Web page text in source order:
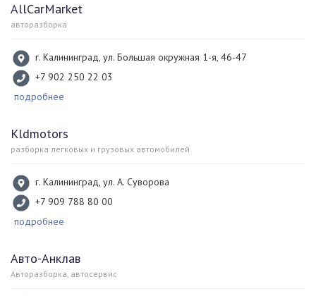
AllCarMarket
авторазборка
г. Калининград, ул. Большая окружная 1-я, 46-47
+7 902 250 22 03
подробнее
Kldmotors
разборка легковых и грузовых автомобилей
г. Калининград, ул. А. Суворова
+7 909 788 80 00
подробнее
Авто-Анклав
Авторазборка, автосервис